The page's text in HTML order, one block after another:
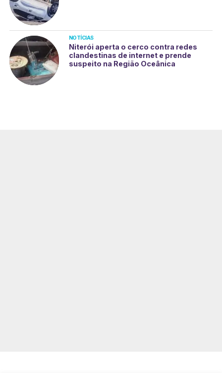
NOTÍCIAS
Niterói aperta o cerco contra redes
clandestinas de internet e prende
suspeito na Região Oceânica